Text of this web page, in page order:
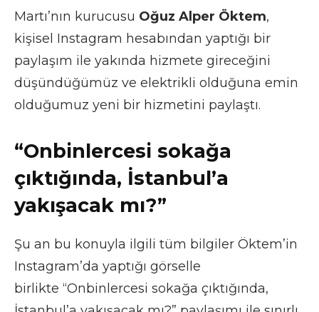
Martı’nın kurucusu Oğuz Alper Öktem,
kişisel Instagram hesabından yaptığı bir
paylaşım ile yakında hizmete gireceğini
düşündüğümüz ve elektrikli olduğuna emin
olduğumuz yeni bir hizmetini paylaştı.
“Onbinlercesi sokağa
çıktığında, İstanbul’a
yakışacak mı?”
Şu an bu konuyla ilgili tüm bilgiler Öktem’in
Instagram’da yaptığı görselle
birlikte “Onbinlercesi sokağa çıktığında,